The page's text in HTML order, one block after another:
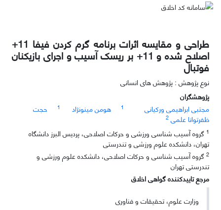
طراحی و مقایسه اثرات برنامه گرم کردن فیفا 11+
اصلاح شده و 11+ بر ریسک آسیب و اجرای بازیکنان
فوتبال
نوع پژوهش : پژوهش های انسانی
پژوهشگران
مجتبی ابراهیمی ورکیانی
1 هومن مینونژاد 1
حجت
ظفرتوانا علمی 2
1 گروه آسیب شناسی ورزشی و حرکات اصلاحی، پردیس البرز دانشگاه
تهران، دانشکده علوم ورزشی و تندرستی
2 گروه آسیب شناسی و حرکات اصلاحی، دانشکده علوم ورزشی و
تندرستی تهران
مرجع تاییدکننده گواهی اخلاق
وزارت علوم، تحقیقات و فناوری